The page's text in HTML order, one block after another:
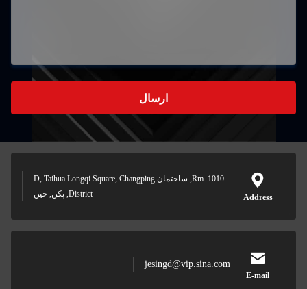
Rm. 1010, ساختمان D, Taihua Longqi Square, Changping
jesingd@vip.sina.com